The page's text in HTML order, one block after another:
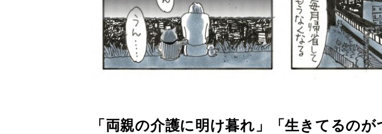
「両親の介護に明け暮れ」「生きてるのが